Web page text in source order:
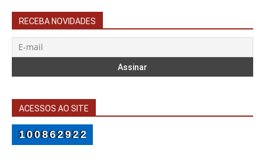
RECEBA NOVIDADES
ACESSOS AO SITE
100862922